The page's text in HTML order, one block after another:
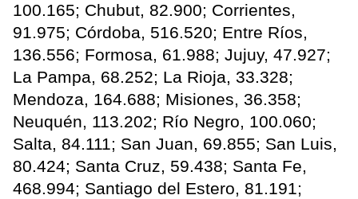
100.165; Chubut, 82.900; Corrientes,
91.975; Córdoba, 516.520; Entre Ríos,
136.556; Formosa, 61.988; Jujuy, 47.927;
La Pampa, 68.252; La Rioja, 33.328;
Mendoza, 164.688; Misiones, 36.358;
Neuquén, 113.202; Río Negro, 100.060;
Salta, 84.111; San Juan, 69.855; San Luis,
80.424; Santa Cruz, 59.438; Santa Fe,
468.994; Santiago del Estero, 81.191;